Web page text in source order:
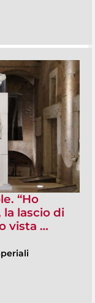
“Ho
lascio di
vista …